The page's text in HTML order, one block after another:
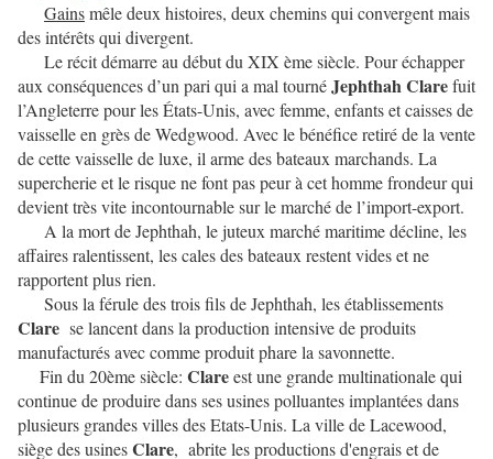
Gainsmêle deux histoires, deux chemins qui convergent mais
des intérêts qui divergent.
Le récit démarre au début du XIX ème siècle. Pour échapper
aux conséquences d’un pari qui a mal tournéJephthah Clarefuit
l’Angleterre pour les États-Unis, avec femme, enfants et caisses de
vaisselle en grès de Wedgwood. Avec le bénéfice retiré de la vente
de cette vaisselle de luxe, il arme des bateaux marchands. La
supercherie et le risque ne font pas peur à cet homme frondeur qui
devient très vite incontournable sur le marché de l’import-export.
A la mort de Jephthah, le juteux marché maritime décline, les
affaires ralentissent, les cales des bateaux restent vides et ne
rapportent plus rien.
Sous la férule des trois fils de Jephthah, les établissements
Clare se lancent dans la production intensive de produits
manufacturés avec comme produit phare la savonnette.
Fin du 20ème siècle: Clareest une grande multinationale qui
continue de produire dans ses usines polluantes implantées dans
plusieurs grandes villes des Etats-Unis. La ville de Lacewood,
siège des usinesClare, abrite les productions d'engrais et de